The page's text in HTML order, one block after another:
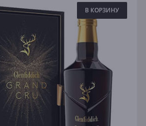
В КОРЗИНУ